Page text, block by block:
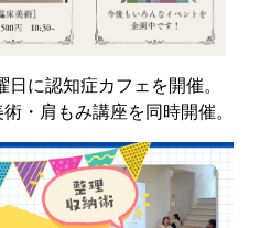
に認知症カフェを開催。
・肩もみ講座を同時開催。